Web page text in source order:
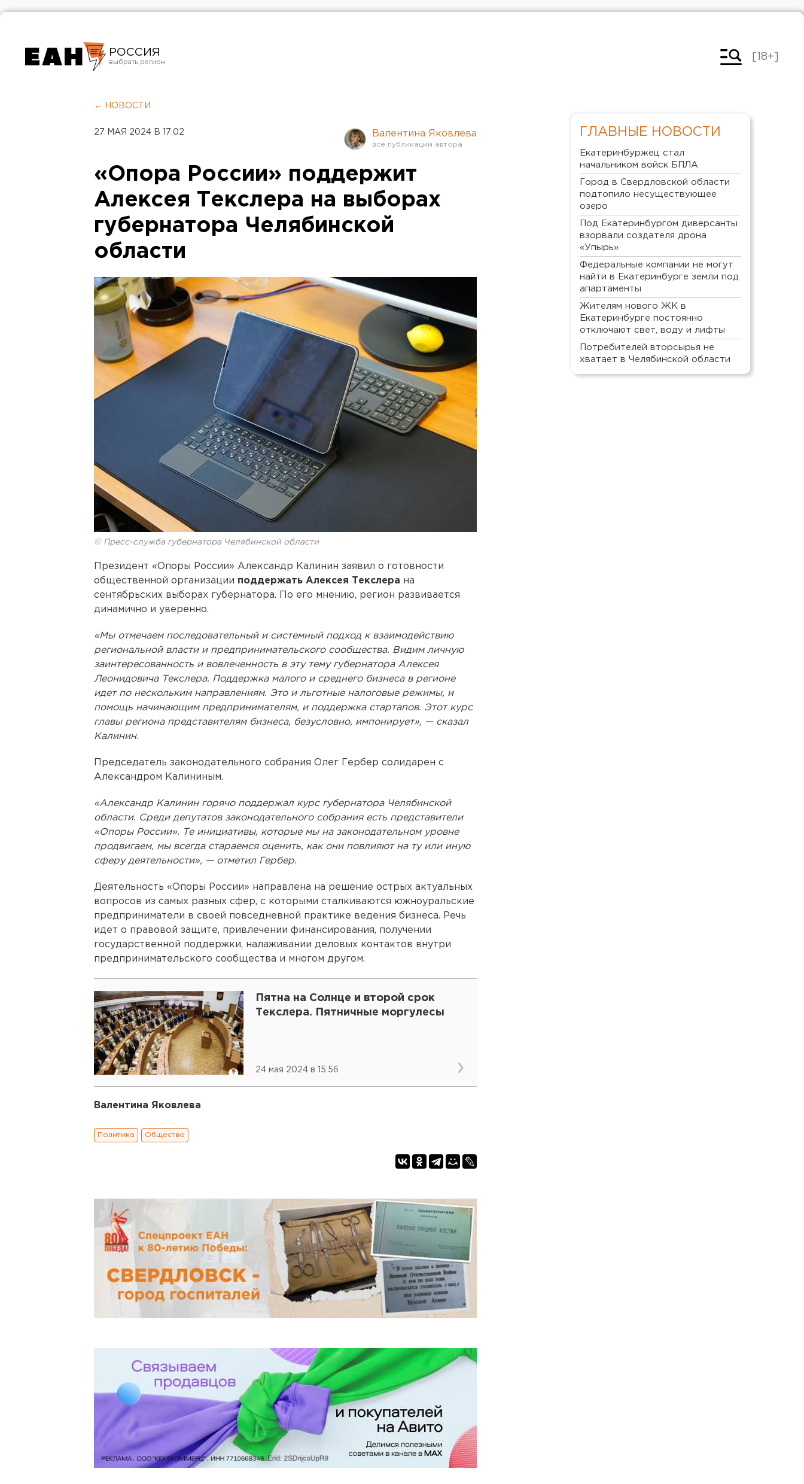
РОССИЯ
Челябинск
[18+]
← НОВОСТИ
27 МАЯ 2024 В 17:02 Валентина Яковлева
«Опора России» поддержит
Алексея Текслера на выборах
губернатора Челябинской
области
© Пресс-служба губернатора Челябинской области
Президент «Опоры России» Александр Калинин заявил о готовности
общественной организации поддержать Алексея Текслера на
сентябрьских выборах губернатора. По его мнению, регион развивается
динамично и уверенно.
«Мы отмечаем последовательный и системный подход к взаимодействию
региональной власти и предпринимательского сообщества. Видим личную
заинтересованность и вовлеченность в эту тему губернатора Алексея
Леонидовича Текслера. Поддержка малого и среднего бизнеса в регионе
идет по нескольким направлениям. Это и льготные налоговые режимы, и
помощь начинающим предпринимателям, и поддержка стартапов. Этот курс
главы региона представителям бизнеса, безусловно, импонирует», — сказал
Калинин.
Председатель законодательного собрания Олег Гербер солидарен с
Александром Калининым.
«Александр Калинин горячо поддержал курс губернатора Челябинской
области. Среди депутатов законодательного собрания есть представители
«Опоры России». Те инициативы, которые мы на законодательном уровне
продвигаем, мы всегда стараемся оценить, как они повлияют на ту или иную
сферу деятельности», — отметил Гербер.
Деятельность «Опоры России» направлена на решение острых актуальных
вопросов из самых разных сфер, с которыми сталкиваются южноуральские
предприниматели в своей повседневной практике ведения бизнеса. Речь
идет о правовой защите, привлечении финансирования, получении
государственной поддержки, налаживании деловых контактов внутри
предпринимательского сообщества и многом другом.
Пятна на Солнце и второй срок
Текслера. Пятничные моргулесы
24 мая 2024 в 15:56
Валентина Яковлева
Политика Общество
ГЛАВНЫЕ НОВОСТИ
Екатеринбуржец стал
начальником войск БПЛА
Город в Свердловской области
подтопило несуществующее
озеро
Под Екатеринбургом диверсанты
взорвали создателя дрона
«Упырь»
Федеральные компании не могут
найти в Екатеринбурге земли под
апартаменты
Жителям нового ЖК в
Екатеринбурге постоянно
отключают свет, воду и лифты
Потребителей вторсырья не
хватает в Челябинской области